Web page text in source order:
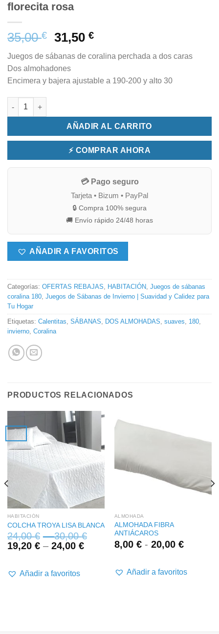
florecita rosa
35,00€ 31,50 €
Juegos de sábanas de coralina perchada a dos caras
Dos almohadones
Encimera y bajera ajustable a 190-200 y alto 30
Juego de sábanas cama 180 coralina florecita rosa cantidad
AÑADIR AL CARRITO
⚡ COMPRAR AHORA
💳 Pago seguro
Tarjeta • Bizum • PayPal
🔒 Compra 100% segura
🚚 Envío rápido 24/48 horas
AÑADIR A FAVORITOS
Categorías: OFERTAS REBAJAS HABITACIÓN Juegos de sábanas
coralina 180 Juegos de Sábanas de Invierno | Suavidad y Calidez para
Tu Hogar
Etiquetas: Calentitas SÁBANAS DOS ALMOHADAS suaves 180
invierno Coralina
PRODUCTOS RELACIONADOS
HABITACIÓN
COLCHA TROYA LISA BLANCA
24,00€ –30,00€
19,20 €– 24,00 €
Añadir a favoritos
ALMOHADA
ALMOHADA FIBRA
ANTIÁCAROS
8,00 € - 20,00 €Rango
desde
Añadir a favoritos